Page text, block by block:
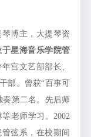
博主，大提琴资
于星海音乐学院管
宫文艺部部长、
部。曾获“百事可
奏第二名。先后师
老师学习。2002
弦系，在校期间